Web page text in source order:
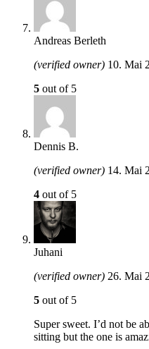
Andreas Berleth
(verified owner) 10. Mai
5 out of 5
Dennis B.
(verified owner) 14. Mai
4 out of 5
Juhani
(verified owner) 26. Mai
5 out of 5
Super sweet. I’d not be
sitting but the one is